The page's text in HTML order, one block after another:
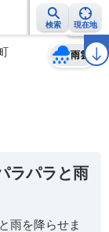
検索 現在地
2週間天気 ラ
雨雲
台風
ラパラと雨
雨を降らせま